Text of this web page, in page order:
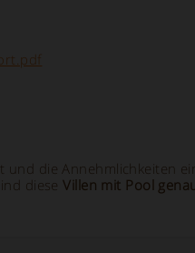
die Annehmlichkeiten
dieseVillen mit Pool